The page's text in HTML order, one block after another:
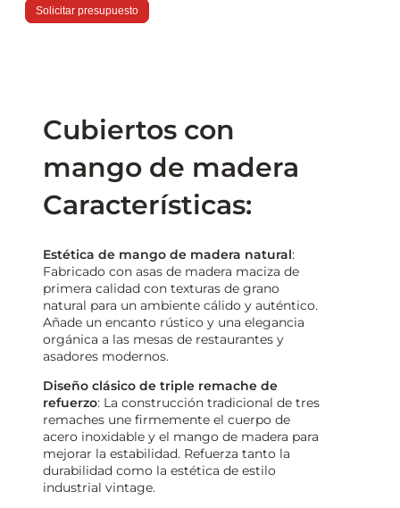
Solicitar presupuesto
Cubiertos con
mango de madera
Características:
Estética de mango de madera natural:
Fabricado con asas de madera maciza de
primera calidad con texturas de grano
natural para un ambiente cálido y auténtico.
Añade un encanto rústico y una elegancia
orgánica a las mesas de restaurantes y
asadores modernos.
Diseño clásico de triple remache de
refuerzo: La construcción tradicional de tres
remaches une firmemente el cuerpo de
acero inoxidable y el mango de madera para
mejorar la estabilidad. Refuerza tanto la
durabilidad como la estética de estilo
industrial vintage.